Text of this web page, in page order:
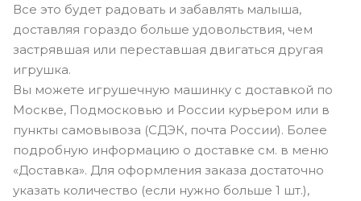
Все это будет радовать и забавлять малыша,
доставляя гораздо больше удовольствия, чем
застрявшая или переставшая двигаться другая
игрушка.
Вы можете игрушечную машинку с доставкой по
Москве, Подмосковью и России курьером или в
пункты самовывоза (СДЭК, почта России). Более
подробную информацию о доставке см. в меню
«Доставка». Для оформления заказа достаточно
указать количество (если нужно больше 1 шт.),